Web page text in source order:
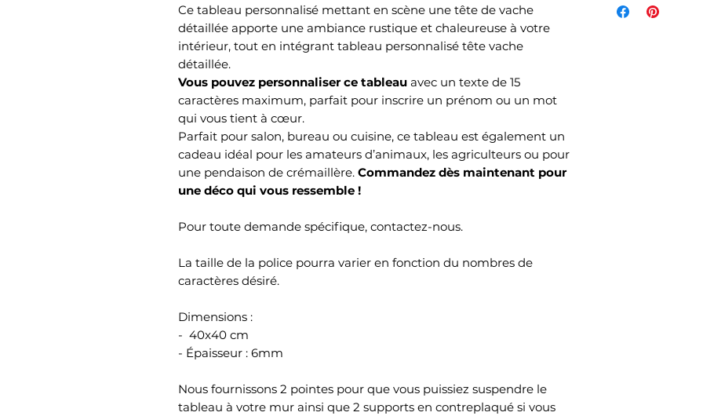
Ce tableau personnalisé mettant en scène une tête de vache
détaillée apporte une ambiance rustique et chaleureuse à votre
intérieur, tout en intégrant tableau personnalisé tête vache
détaillée.
Vous pouvez personnaliser ce tableau avec un texte de 15
caractères maximum, parfait pour inscrire un prénom ou un mot
qui vous tient à cœur.
Parfait pour salon, bureau ou cuisine, ce tableau est également un
cadeau idéal pour les amateurs d’animaux, les agriculteurs ou pour
une pendaison de crémaillère. Commandez dès maintenant pour
une déco qui vous ressemble !
Pour toute demande spécifique, contactez-nous.
La taille de la police pourra varier en fonction du nombres de
caractères désiré.
Dimensions :
- 40x40 cm
- Épaisseur : 6mm
Nous fournissons 2 pointes pour que vous puissiez suspendre le
tableau à votre mur ainsi que 2 supports en contreplaqué si vous